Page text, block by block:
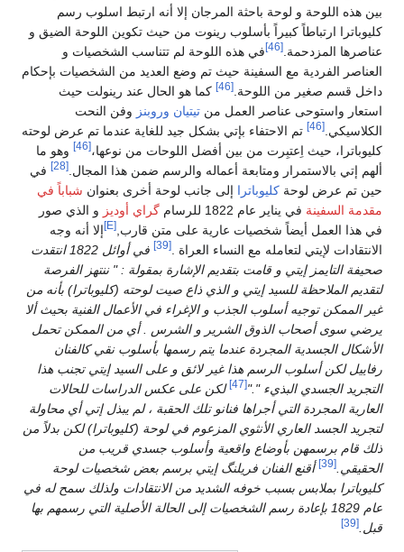
بين هذه اللوحة و لوحة باحثة المرجان إلا أنه ارتبط اسلوب رسم
كليوباترا ارتباطاً كبيراً بأسلوب رينوت من حيث تكوين اللوحة الضيق و
عناصرها المزدحمة.[46]
في هذه اللوحة لم تتناسب الشخصيات و
العناصر الفردية مع السفينة حيث تم وضع العديد من الشخصيات بإحكام
داخل قسم صغير من اللوحة.[46]
كما هو الحال عند رينولت حيث
استعار واستوحى عناصر العمل من تيتيان وروبنز وفن النحت
الكلاسيكي.[46]
تم الاحتفاء بإتي بشكل جيد للغاية عندما تم عرض لوحته
كليوباترا، حيث اِعتبِرت من بين أفضل اللوحات من نوعها،[46]
وهو ما
ألهم إتي بالاستمرار ومتابعة أعماله والرسم ضمن هذا المجال.[28]
في
حين تم عرض لوحة كليوباترا إلى جانب لوحة أخرى بعنوان شباباً في
مقدمة السفينة في يناير عام 1822 للرسام گراي أوديز و الذي صور
في هذا العمل أيضاً شخصيات عارية على متن قارب,[E]
إلا أنه وجه
الانتقادات لإيتي لتعامله مع النساء العراة .[39]
في أوائل 1822 انتقدت
صحيفة التايمز إيتي و قامت بتقديم الإشارة بمقولة : " ننتهز الفرصة
لتقديم الملاحظة للسيد إيتي و الذي ذاع صيت لوحته (كليوباترا) بأنه من
غير الممكن توجيه أسلوب الجذب و الإغراء في الأعمال الفنية بحيث ألا
يرضي سوى أصحاب الذوق الشرير و الشرس . أي من الممكن تحمل
الأشكال الجسدية المجردة عندما يتم رسمها بأسلوب نقي كالفنان
رفاييل لكن أسلوب الرسم هذا غير لائق و على السيد إيتي تجنب هذا
التجريد الجسدي البذيء "."[47]
لكن على عكس الدراسات للحالات
العارية المجردة التي أجراها فنانو تلك الحقبة ، لم يبذل إتي أي محاولة
لتجريد الجسد العاري الأنثوي المزعوم في لوحة (كليوباترا) لكن بدلاً من
ذلك قام برسمهن بأوضاع واقعية وأسلوب جسدي قريب من
الحقيقي.[39]
أقنع الفنان فريلنگ إيتي برسم بعض شخصيات لوحة
كليوباترا بملابس بسبب خوفه الشديد من الانتقادات ولذلك سمح له في
عام 1829 بإعادة رسم الشخصيات إلى الحالة الأصلية التي رسمهم بها
قبل.[39]